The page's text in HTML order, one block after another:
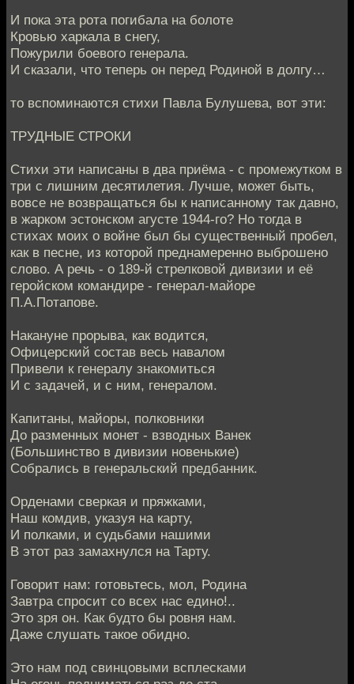
И пока эта рота погибала на болоте
Кровью харкала в снегу,
Пожурили боевого генерала.
И сказали, что теперь он перед Родиной в долгу…
то вспоминаются стихи Павла Булушева, вот эти:
ТРУДНЫЕ СТРОКИ
Стихи эти написаны в два приёма - с промежутком в
три с лишним десятилетия. Лучше, может быть,
вовсе не возвращаться бы к написанному так давно,
в жарком эстонском агусте 1944-го? Но тогда в
стихах моих о войне был бы существенный пробел,
как в песне, из которой преднамеренно выброшено
слово. А речь - о 189-й стрелковой дивизии и её
геройском командире - генерал-майоре
П.А.Потапове.
Накануне прорыва, как водится,
Офицерский состав весь навалом
Привели к генералу знакомиться
И с задачей, и с ним, генералом.
Капитаны, майоры, полковники
До разменных монет - взводных Ванек
(Большинство в дивизии новенькие)
Собрались в генеральский предбанник.
Орденами сверкая и пряжками,
Наш комдив, указуя на карту,
И полками, и судьбами нашими
В этот раз замахнулся на Тарту.
Говорит нам: готовьтесь, мол, Родина
Завтра спросит со всех нас едино!..
Это зря он. Как будто бы ровня нам.
Даже слушать такое обидно.
Это нам под свинцовыми всплесками